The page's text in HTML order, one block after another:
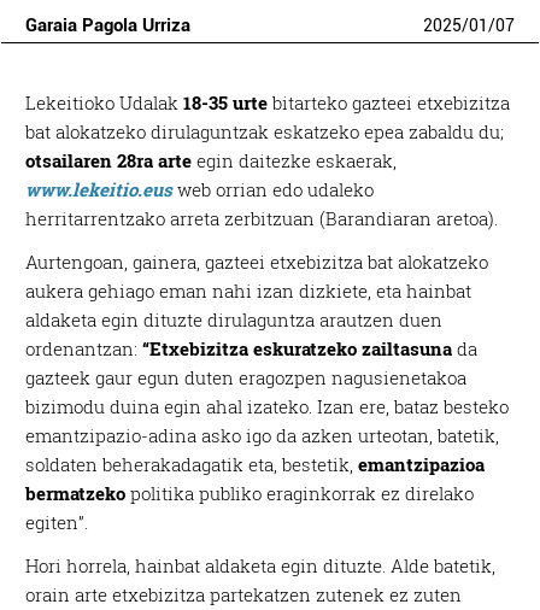
Garaia Pagola Urriza 2025/01/07
Lekeitioko Udalak18-35 urte bitarteko gazteei etxebizitza
bat alokatzeko dirulaguntzak eskatzeko epea zabaldu du;
otsailaren 28ra arte egin daitezke eskaerak,
www.lekeitio.eusweb orrian edo udaleko
herritarrentzako arreta zerbitzuan (Barandiaran aretoa).
Aurtengoan, gainera, gazteei etxebizitza bat alokatzeko
aukera gehiago eman nahi izan dizkiete, eta hainbat
aldaketa egin dituzte dirulaguntza arautzen duen
ordenantzan:“Etxebizitza eskuratzeko zailtasuna da
gazteek gaur egun duten eragozpen nagusienetakoa
bizimodu duina egin ahal izateko. Izan ere, bataz besteko
emantzipazio-adina asko igo da azken urteotan, batetik,
soldaten beherakadagatik eta, bestetik,emantzipazioa
bermatzeko politika publiko eraginkorrak ez direlako
egiten”.
Hori horrela, hainbat aldaketa egin dituzte. Alde batetik,
orain arte etxebizitza partekatzen zutenek ez zuten